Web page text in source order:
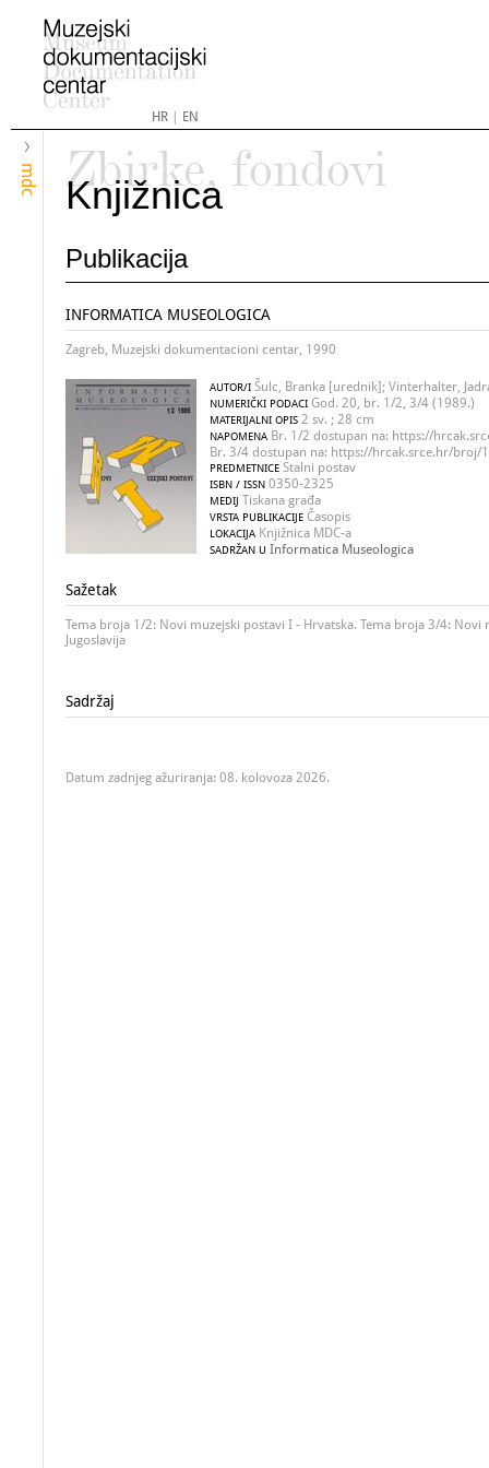
HR| EN
mdc
Zbirke, fondovi
Knjižnica
Publikacija
INFORMATICA MUSEOLOGICA
Zagreb, Muzejski dokumentacioni centar, 1990
AUTOR/I Šulc, Branka [urednik]; Vinterhalter,
NUMERIČKI PODACI God. 20, br. 1/2, 3/4 (1989.)
MATERIJALNI OPIS 2 sv. ; 28 cm
NAPOMENA Br. 1/2 dostupan na: https://
Br. 3/4 dostupan na: https://hrcak.srce.hr/broj/
PREDMETNICE Stalni postav
ISBN / ISSN 0350-2325
MEDIJ Tiskana građa
VRSTA PUBLIKACIJE Časopis
LOKACIJA Knjižnica MDC-a
SADRŽAN U Informatica Museologica
Sažetak
Tema broja 1/2: Novi muzejski postavi I - Hrvatska. Tema broja 3/4: Novi
Jugoslavija
Sadržaj
Datum zadnjeg ažuriranja: 08. kolovoza 2026.